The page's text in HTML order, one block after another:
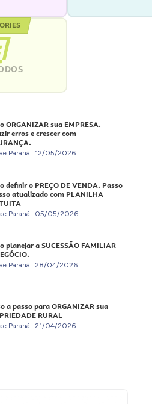
ORGANIZAR sua EMPRESA.
erros e crescer com
Paraná 12/05/2026
definir o PREÇO DE VENDA. Passo
atualizado com PLANILHA
Paraná 05/05/2026
planejar a SUCESSÃO FAMILIAR
Paraná 28/04/2026
a passo para ORGANIZAR sua
RURAL
Paraná 21/04/2026